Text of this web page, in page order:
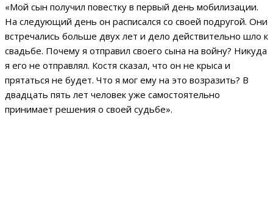
«Мой сын получил повестку в первый день мобилизации.
На следующий день он расписался со своей подругой. Они
встречались больше двух лет и дело действительно шло к
свадьбе. Почему я отправил своего сына на войну? Никуда
я его не отправлял. Костя сказал, что он не крыса и
прятаться не будет. Что я мог ему на это возразить? В
двадцать пять лет человек уже самостоятельно
принимает решения о своей судьбе».